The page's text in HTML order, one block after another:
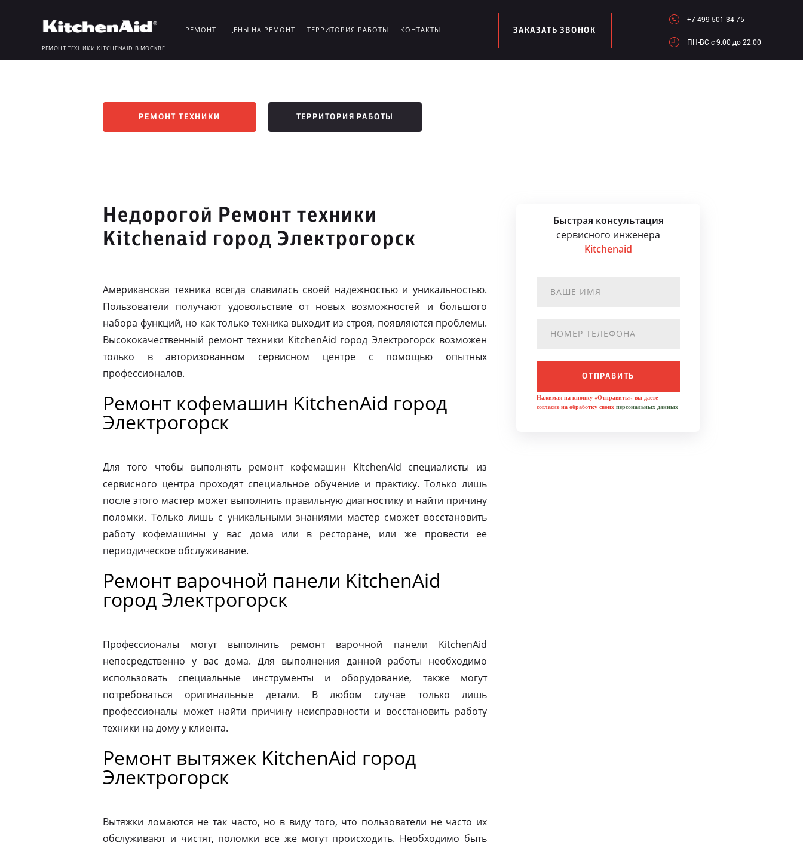
РЕМОНТ ТЕХНИКИ KITCHENAID В МОСКВЕ
РЕМОНТ ЦЕНЫ НА РЕМОНТ ТЕРРИТОРИЯ РАБОТЫ КОНТАКТЫ ЗАКАЗАТЬ ЗВОНОК
+7 499 501 34 75
ПН-ВC c 9.00 до 22.00
РЕМОНТ ТЕХНИКИ ТЕРРИТОРИЯ РАБОТЫ
Недорогой Ремонт техники
Kitchenaid город Электрогорск
Американская техника всегда славилась своей надежностью и уникальностью.
Пользователи получают удовольствие от новых возможностей и большого
набора функций, но как только техника выходит из строя, появляются проблемы.
Высококачественный ремонт техники KitchenAid город Электрогорск возможен
только в авторизованном сервисном центре с помощью опытных
профессионалов.
Ремонт кофемашин KitchenAid город
Электрогорск
Для того чтобы выполнять ремонт кофемашин KitchenAid специалисты из
сервисного центра проходят специальное обучение и практику. Только лишь
после этого мастер может выполнить правильную диагностику и найти причину
поломки. Только лишь с уникальными знаниями мастер сможет восстановить
работу кофемашины у вас дома или в ресторане, или же провести ее
периодическое обслуживание.
Ремонт варочной панели KitchenAid
город Электрогорск
Профессионалы могут выполнить ремонт варочной панели KitchenAid
непосредственно у вас дома. Для выполнения данной работы необходимо
использовать специальные инструменты и оборудование, также могут
потребоваться оригинальные детали. В любом случае только лишь
профессионалы может найти причину неисправности и восстановить работу
техники на дому у клиента.
Ремонт вытяжек KitchenAid город
Электрогорск
Вытяжки ломаются не так часто, но в виду того, что пользователи не часто их
обслуживают и чистят, поломки все же могут происходить. Необходимо быть
Быстрая консультация
сервисного инженера
Kitchenaid
ОТПРАВИТЬ
Нажимая на кнопку «Отправить», вы даете
согласие на обработку своих персональных данных